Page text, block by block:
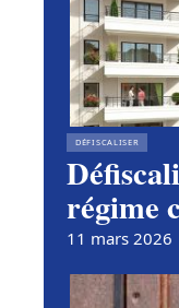
DÉFISCALISER
régime
11 mars 2026